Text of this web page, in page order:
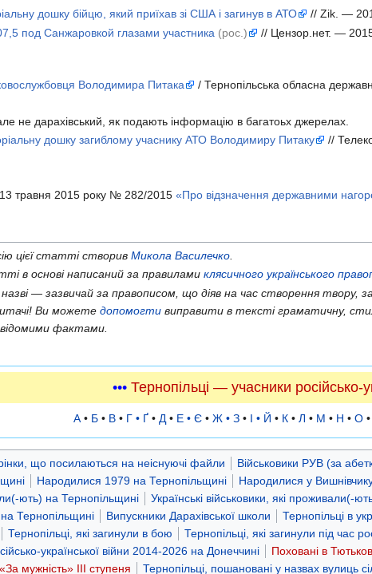
дошку бійцю, який приїхав зі США і загинув в АТО
// Zik. —
под Санжаровкой глазами участника (рос.) // Цензор.нет. —
Володимира Питака
/ Тернопільська обласна
не дарахівський, як подають інформацію в багатоьх джерелах.
дошку загиблому учаснику АТО Володимиру Питаку
//
13 травня 2015 року № 282/2015 «Про відзначення державними
цієї статті створив Микола Василечко
в основі написаний за правилами клясичного українського
— зазвичай за правописом, що діяв на час створення твору,
Ви можете допомогти виправити в тексті граматичну,
фактами.
••• Тернопільці — учасники російсько-
А• Б• В• Г • Ґ• Д• Е • Є• Ж • З• І • Й • К• Л • М • Н • О•
що посилаються на неіснуючі файли Військовики РУВ (за
Народилися 1979 на Тернопільщині Народилися у
ють) на Тернопільщині
Українські військовики, які проживали(-
на Тернопільщині
Випускники Дарахівської школи Тернопільці в
Тернопільці, які загинули в бою
Тернопільці, які загинули під час
української війни 2014-2026 на Донеччині
Поховані в
мужність» ІІІ ступеня
Тернопільці, пошановані у назвах вулиць